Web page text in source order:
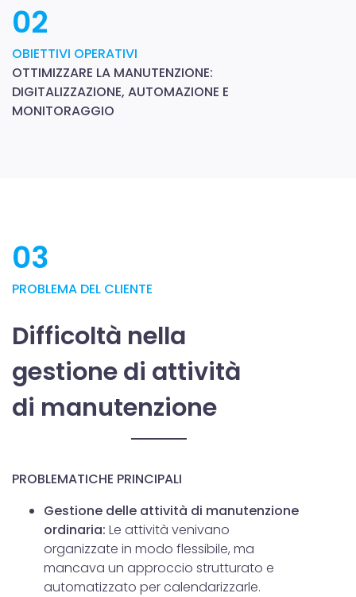
02
OBIETTIVI OPERATIVI
OTTIMIZZARE LA MANUTENZIONE:
DIGITALIZZAZIONE, AUTOMAZIONE E
MONITORAGGIO
03
PROBLEMA DEL CLIENTE
Difficoltà nella
gestione di attività
di manutenzione
PROBLEMATICHE PRINCIPALI
Gestione delle attività di manutenzione
ordinaria: Le attività venivano
organizzate in modo flessibile, ma
mancava un approccio strutturato e
automatizzato per calendarizzarle.